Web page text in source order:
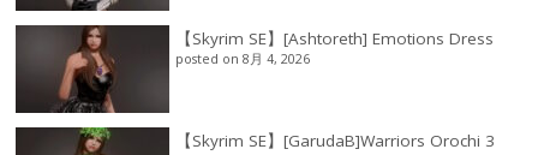
【Skyrim SE】[Ashtoreth] Emotions Dress
posted on 8月 4, 2026
【Skyrim SE】[GarudaB]Warriors Orochi 3